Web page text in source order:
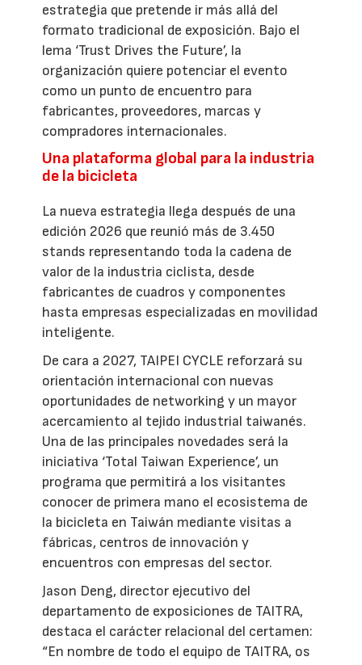
estrategia que pretende ir más allá del
formato tradicional de exposición. Bajo el
lema ‘Trust Drives the Future’, la
organización quiere potenciar el evento
como un punto de encuentro para
fabricantes, proveedores, marcas y
compradores internacionales.
Una plataforma global para la industria
de la bicicleta
La nueva estrategia llega después de una
edición 2026 que reunió más de 3.450
stands representando toda la cadena de
valor de la industria ciclista, desde
fabricantes de cuadros y componentes
hasta empresas especializadas en movilidad
inteligente.
De cara a 2027, TAIPEI CYCLE reforzará su
orientación internacional con nuevas
oportunidades de networking y un mayor
acercamiento al tejido industrial taiwanés.
Una de las principales novedades será la
iniciativa ‘Total Taiwan Experience’, un
programa que permitirá a los visitantes
conocer de primera mano el ecosistema de
la bicicleta en Taiwán mediante visitas a
fábricas, centros de innovación y
encuentros con empresas del sector.
Jason Deng, director ejecutivo del
departamento de exposiciones de TAITRA,
destaca el carácter relacional del certamen:
“En nombre de todo el equipo de TAITRA, os